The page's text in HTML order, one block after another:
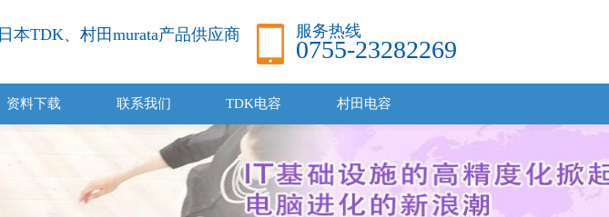
日本TDK、村田murata产品供应商 服务热线
0755-23282269
资料下载 联系我们 TDK电容 村田电容